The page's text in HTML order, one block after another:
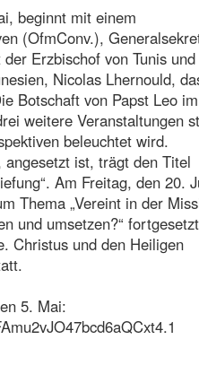
beginnt mit einem
(OfmConv.),
Erzbischof von Tunis und
Nicolas Lhernould,
Botschaft von Papst Leo im
weitere Veranstaltungen
beleuchtet wird.
ist, trägt den Titel
Am Freitag, den 20.
Thema „Vereint in der
und umsetzen?“
Christus und den Heiligen
5. Mai: